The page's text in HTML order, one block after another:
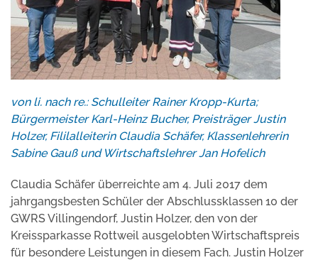
von li. nach re.: Schulleiter Rainer Kropp-Kurta;
Bürgermeister Karl-Heinz Bucher, Preisträger Justin
Holzer, Fililalleiterin Claudia Schäfer, Klassenlehrerin
Sabine Gauß und Wirtschaftslehrer Jan Hofelich
Claudia Schäfer überreichte am 4. Juli 2017 dem
jahrgangsbesten Schüler der Abschlussklassen 10 der
GWRS Villingendorf, Justin Holzer, den von der
Kreissparkasse Rottweil ausgelobten Wirtschaftspreis
für besondere Leistungen in diesem Fach. Justin Holzer